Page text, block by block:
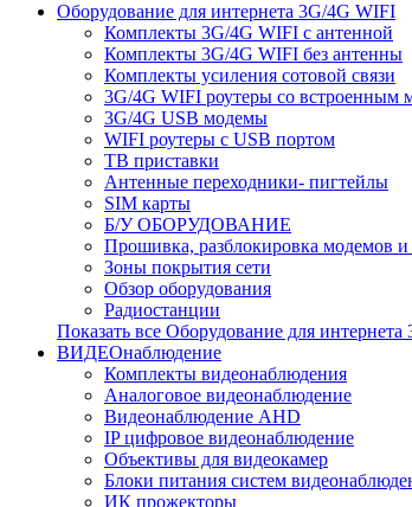
Оборудование для интернета 3G/4G WIFI
Комплекты 3G/4G WIFI с антенной
Комплекты 3G/4G WIFI без антенны
Комплекты усиления сотовой связи
3G/4G WIFI роутеры со встроенным
3G/4G USB модемы
WIFI роутеры с USB портом
ТВ приставки
Антенные переходники- пигтейлы
SIM карты
Б/У ОБОРУДОВАНИЕ
Прошивка, разблокировка модемов и
Зоны покрытия сети
Обзор оборудования
Радиостанции
Показать все Оборудование для
ВИДЕОнаблюдение
Комплекты видеонаблюдения
Аналоговое видеонаблюдение
Видеонаблюдение AHD
IP цифровое видеонаблюдение
Объективы для видеокамер
Блоки питания систем
ИК прожекторы